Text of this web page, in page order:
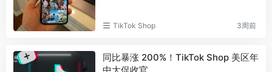
TikTok Shop 3周前
同比暴涨 200%！TikTok Shop 美区年